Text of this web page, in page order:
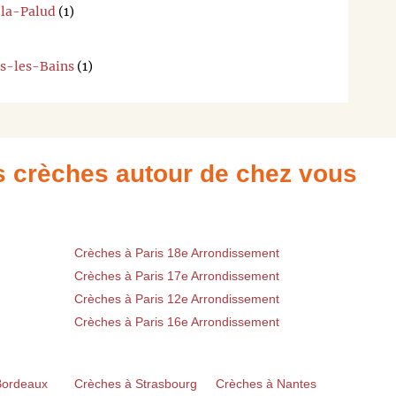
la-Palud (1)
les-Bains (1)
crèches autour de chez vous
Crèches à Paris 18e Arrondissement
Crèches à Paris 17e Arrondissement
Crèches à Paris 12e Arrondissement
Crèches à Paris 16e Arrondissement
Crèches à Strasbourg Crèches à Nantes